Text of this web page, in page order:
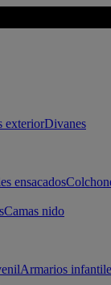
exteriorDivanes
ensacados
Camas nido
Armarios